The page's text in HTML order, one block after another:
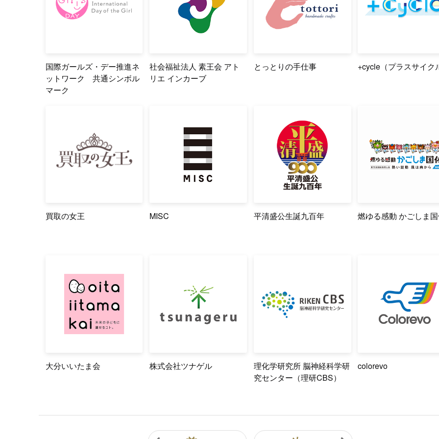
国際ガールズ・デー推進ネ
ットワーク 共通シンボル
マーク
社会福祉法人 素王会 アト
リエ インカーブ
とっとりの手仕事 +cycle（プラスサイク
買取の女王 MISC 平清盛公生誕九百年 燃ゆる感動 かごしま
大分いいたま会 株式会社ツナゲル
理化学研究所 脳神経科学研
究センター（理研CBS）
colorevo